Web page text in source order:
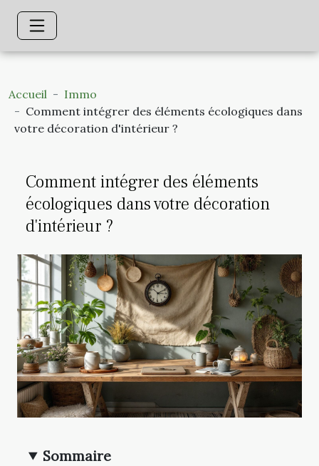
Accueil
Immo
Comment intégrer des éléments écologiques dans
votre décoration d'intérieur ?
Comment intégrer des éléments
écologiques dans votre décoration
d'intérieur ?
Sommaire